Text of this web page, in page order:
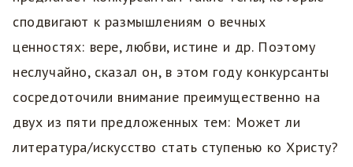
сподвигают к размышлениям о вечных
ценностях: вере, любви, истине и др. Поэтому
неслучайно, сказал он, в этом году конкурсанты
сосредоточили внимание преимущественно на
двух из пяти предложенных тем: Может ли
литература/искусство стать ступенью ко Христу?